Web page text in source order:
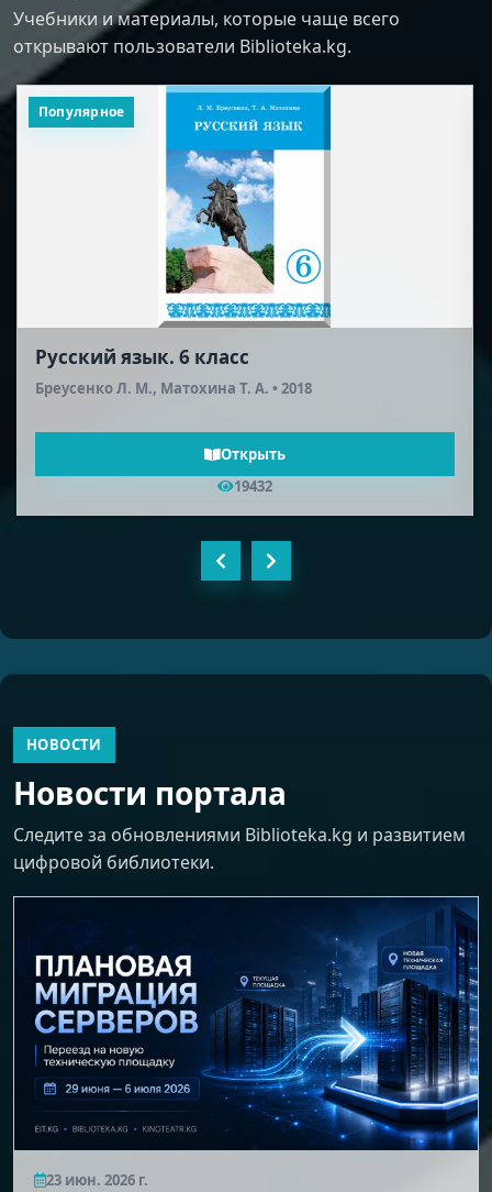
Учебники и материалы, которые чаще всего
открывают пользователи Biblioteka.kg.
Популярное
Русская литература (2-я половина XIX
века). 10 класс
Открыть
18577
НОВОСТИ
Новости портала
Следите за обновлениями Biblioteka.kg и развитием
цифровой библиотеки.
23 июн. 2026 г.